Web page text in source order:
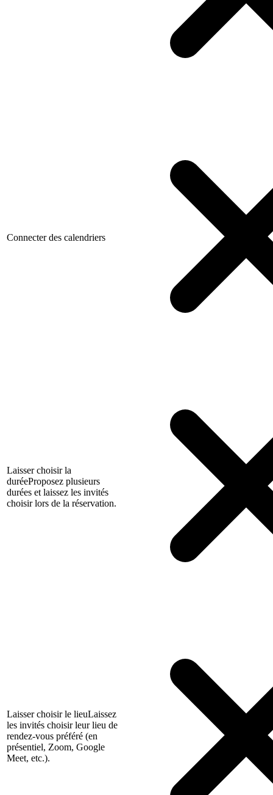
Connecter des calendriers
Laisser choisir la
duréeProposez plusieurs
durées et laissez les invités
choisir lors de la réservation.
Laisser choisir le lieuLaissez
les invités choisir leur lieu de
rendez-vous préféré (en
présentiel, Zoom, Google
Meet, etc.).